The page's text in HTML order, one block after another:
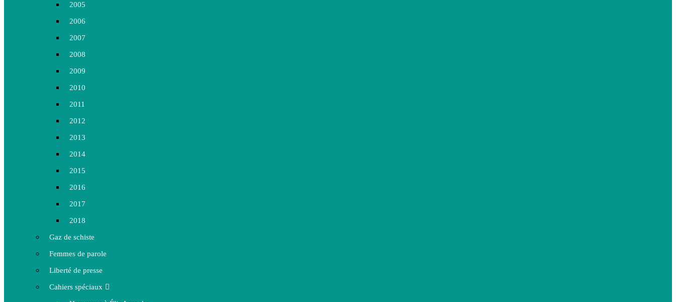
2005
2006
2007
2008
2009
2010
2011
2012
2013
2014
2015
2016
2017
2018
Gaz de schiste
Femmes de parole
Liberté de presse
Cahiers spéciaux